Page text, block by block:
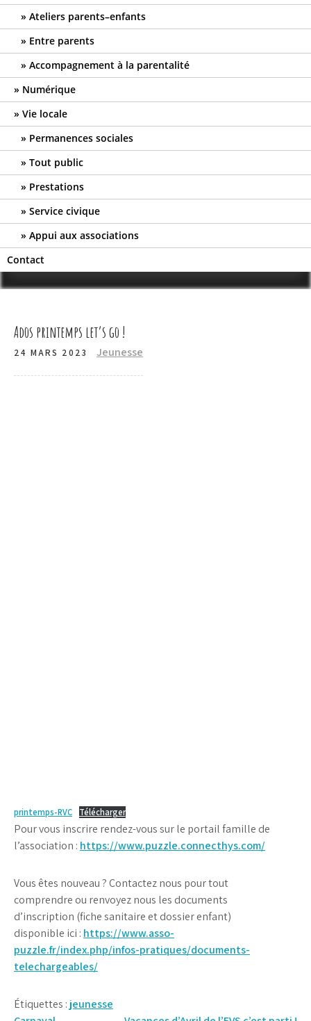
Ateliers parents–enfants
Entre parents
Accompagnement à la parentalité
Numérique
Vie locale
Permanences sociales
Tout public
Prestations
Service civique
Appui aux associations
Contact
Ados printemps let’s go !
24 MARS 2023 Jeunesse
printemps-RVC Télécharger
Pour vous inscrire rendez-vous sur le portail famille de
l’association : https://www.puzzle.connecthys.com/
Vous êtes nouveau ? Contactez nous pour tout
comprendre ou renvoyez nous les documents
d’inscription (fiche sanitaire et dossier enfant)
disponible ici : https://www.asso-
puzzle.fr/index.php/infos-pratiques/documents-
telechargeables/
Étiquettes : jeunesse